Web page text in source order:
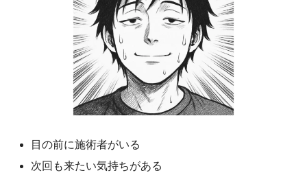
目の前に施術者がいる
次回も来たい気持ちがある